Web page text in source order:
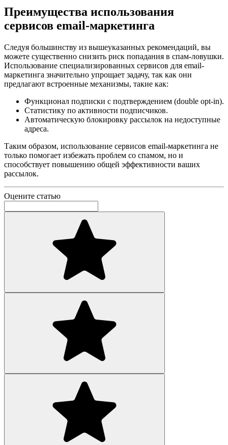
Преимущества использования
сервисов email-маркетинга
Следуя большинству из вышеуказанных рекомендаций, вы
можете существенно снизить риск попадания в спам-ловушки.
Использование специализированных сервисов для email-
маркетинга значительно упрощает задачу, так как они
предлагают встроенные механизмы, такие как:
Функционал подписки с подтверждением (double opt-in).
Статистику по активности подписчиков.
Автоматическую блокировку рассылок на недоступные
адреса.
Таким образом, использование сервисов email-маркетинга не
только помогает избежать проблем со спамом, но и
способствует повышению общей эффективности ваших
рассылок.
Оцените статью